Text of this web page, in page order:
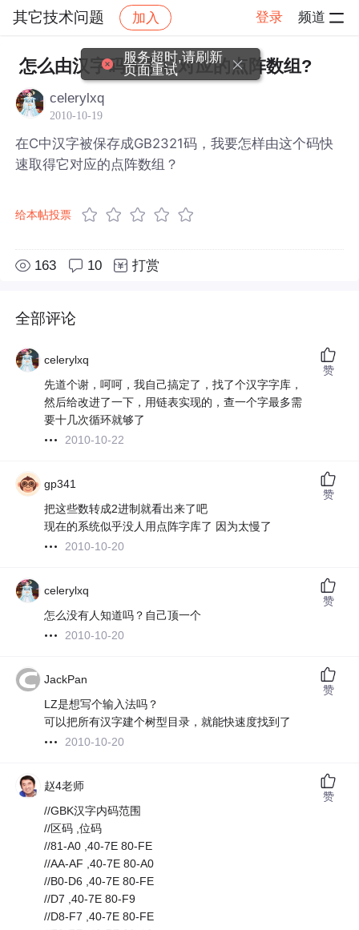
其它技术问题 加入 登录 频道
社区 其它技术问题 帖子详情
怎么由汉字码检索它对应的点阵数组?
celerylxq
2010-10-19
在C中汉字被保存成GB2321码，我要怎样由这个码快
速取得它对应的点阵数组？
给本帖投票
163 10 打赏
全部评论
celerylxq
先道个谢，呵呵，我自己搞定了，找了个汉字字库，
然后给改进了一下，用链表实现的，查一个字最多需
要十几次循环就够了
2010-10-22
赞
gp341
把这些数转成2进制就看出来了吧
现在的系统似乎没人用点阵字库了 因为太慢了
2010-10-20
赞
celerylxq
怎么没有人知道吗？自己顶一个
2010-10-20
赞
JackPan
LZ是想写个输入法吗？
可以把所有汉字建个树型目录，就能快速度找到了
2010-10-20
赞
赵4老师
//GBK汉字内码范围
//区码 ,位码
//81-A0 ,40-7E 80-FE
//AA-AF ,40-7E 80-A0
//B0-D6 ,40-7E 80-FE
//D7 ,40-7E 80-F9
//D8-F7 ,40-7E 80-FE
赞
服务超时,请刷新
页面重试